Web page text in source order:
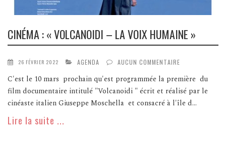
CINÉMA : « VOLCANOIDI – LA VOIX HUMAINE »
26 FÉVRIER 2022 AGENDA AUCUN COMMENTAIRE
C'est le 10 mars prochain qu'est programmée la première du
film documentaire intitulé "Volcanoidi " écrit et réalisé par le
cinéaste italien Giuseppe Moschella et consacré à l'île d...
Lire la suite ...